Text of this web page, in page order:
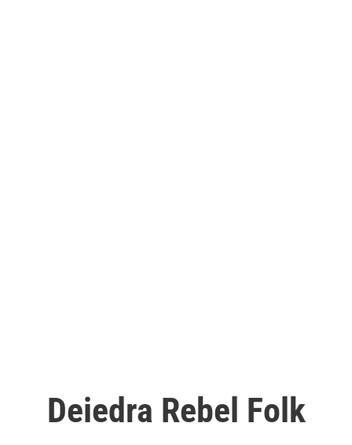
Deiedra Rebel Folk